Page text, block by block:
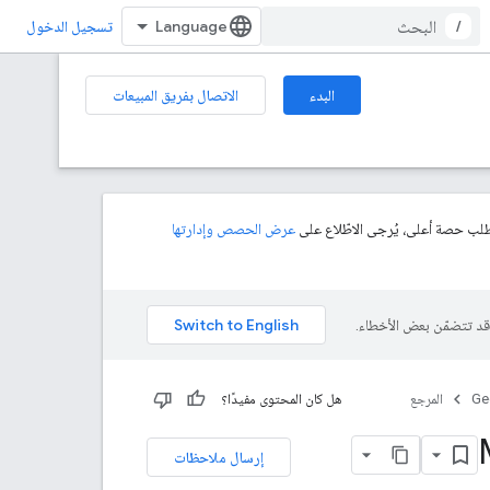
/ تسجيل الدخول
البدء الاتصال بفريق المبيعات
عرض الحصص وإدارتها
المرجع هل كان المحتوى مفيدًا؟
إرسال ملاحظات